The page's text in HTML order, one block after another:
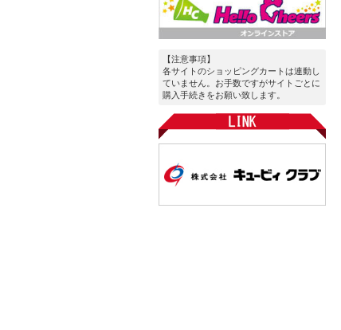
【注意事項】
各サイトのショッピングカートは連動し
ていません。お手数ですがサイトごとに
購入手続きをお願い致します。